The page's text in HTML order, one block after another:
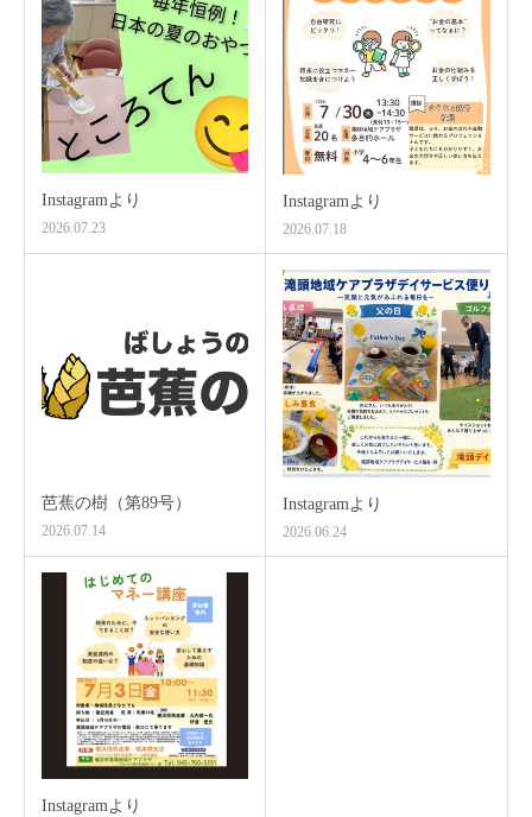
Instagramより
2026.07.23
Instagramより
2026.07.18
芭蕉の樹（第89号）
2026.07.14
Instagramより
2026.06.24
Instagramより